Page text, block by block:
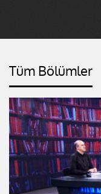
Tüm Bölümler